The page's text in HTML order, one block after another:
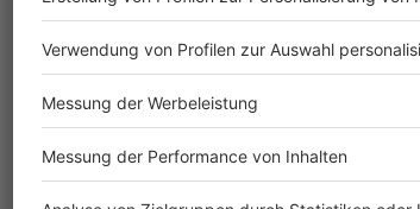
Die vereinbarten
für die Einhaltung oder
aus Gründen des
Sendetermin nicht
eine
Vorverlegung oder
handelt sich um eine